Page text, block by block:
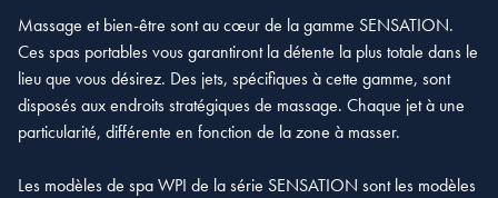
Massage et bien-être sont au cœur de la gamme SENSATION.
Ces spas portables vous garantiront la détente la plus totale dans le
lieu que vous désirez. Des jets, spécifiques à cette gamme, sont
disposés aux endroits stratégiques de massage. Chaque jet à une
particularité, différente en fonction de la zone à masser.
Les modèles de spa WPI de la série SENSATION sont les modèles